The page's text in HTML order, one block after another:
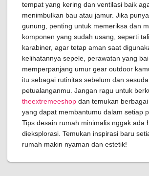
tempat yang kering dan ventilasi baik
menimbulkan bau atau jamur. Jika
gunung, penting untuk memeriksa dan
komponen yang sudah usang, seperti
karabiner, agar tetap aman saat
kelihatannya sepele, perawatan yang
memperpanjang umur gear outdoor
itu sebagai rutinitas sebelum dan
petualanganmu. Jangan ragu untuk
theextremeeshop dan temukan
yang dapat membantumu dalam setiap
Tips desain rumah minimalis nggak ada
dieksplorasi. Temukan inspirasi baru
rumah makin nyaman dan estetik!